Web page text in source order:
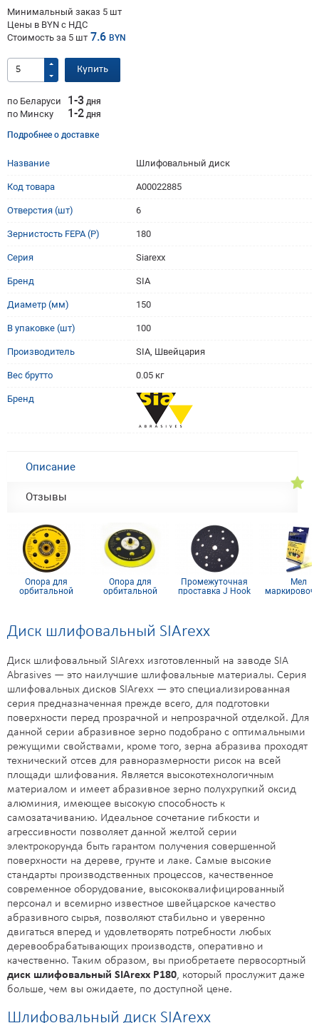
Минимальный заказ 5 шт
Цены в BYN с НДС
Стоимость за 5 шт 7.6 BYN
Купить
по Беларуси 1-3 дня
по Минску 1-2 дня
Подробнее о доставке
Название Шлифовальный диск
Код товара A00022885
Отверстия (шт) 6
Зернистость FEPA (P) 180
Серия Siarexx
Бренд SIA
Диаметр (мм) 150
В упаковке (шт) 100
Производитель SIA, Швейцария
Вес брутто 0.05 кг
Бренд
Описание
Отзывы
Опора для
орбитальной
Опора для
орбитальной
Промежуточная
проставка J Hook
Мел
Диск шлифовальный SIArexx
Диск шлифовальный SIArexx изготовленный на заводе SIA
Abrasives — это наилучшие шлифовальные материалы. Серия
шлифовальных дисков SIArexx — это специализированная
серия предназначенная прежде всего, для подготовки
поверхности перед прозрачной и непрозрачной отделкой. Для
данной серии абразивное зерно подобрано с оптимальными
режущими свойствами, кроме того, зерна абразива проходят
технический отсев для равноразмерности рисок на всей
площади шлифования. Является высокотехнологичным
материалом и имеет абразивное зерно полухрупкий оксид
алюминия, имеющее высокую способность к
самозатачиванию. Идеальное сочетание гибкости и
агрессивности позволяет данной желтой серии
электрокорунда быть гарантом получения совершенной
поверхности на дереве, грунте и лаке. Самые высокие
стандарты производственных процессов, качественное
современное оборудование, высококвалифицированный
персонал и всемирно известное швейцарское качество
абразивного сырья, позволяют стабильно и уверенно
двигаться вперед и удовлетворять потребности любых
деревообрабатывающих производств, оперативно и
качественно. Таким образом, вы приобретаете первосортный
диск шлифовальный SIArexx Р180, который прослужит даже
больше, чем вы ожидаете, по доступной цене.
Шлифовальный диск SIArexx